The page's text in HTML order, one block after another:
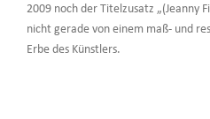
2009 noch der Titelzusatz „(Jeanny
nicht gerade von einem maß- und
Erbe des Künstlers.